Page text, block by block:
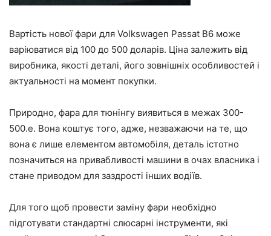
Вартість нової фари для Volkswagen Passat B6 може
варіюватися від 100 до 500 доларів. Ціна залежить від
виробника, якості деталі, його зовнішніх особливостей і
актуальності на момент покупки.
Природно, фара для тюнінгу виявиться в межах 300-
500.е. Вона коштує того, адже, незважаючи на те, що
вона є лише елементом автомобіля, деталь істотно
позначиться на привабливості машини в очах власника і
стане приводом для заздрості інших водіїв.
Для того щоб провести заміну фари необхідно
підготувати стандартні слюсарні інструменти, які